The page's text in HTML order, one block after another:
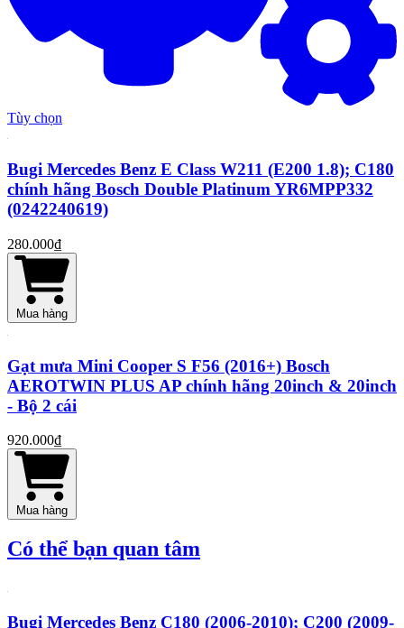
Tùy chọn
Bugi Mercedes Benz E Class W211 (E200 1.8); C180
chính hãng Bosch Double Platinum YR6MPP332
(0242240619)
280.000₫
Mua hàng
Gạt mưa Mini Cooper S F56 (2016+) Bosch
AEROTWIN PLUS AP chính hãng 20inch & 20inch
- Bộ 2 cái
920.000₫
Mua hàng
Có thể bạn quan tâm
Bugi Mercedes Benz C180 (2006-2010); C200 (2009-